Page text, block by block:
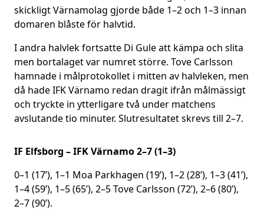
skickligt Värnamolag gjorde både 1–2 och 1–3 innan
domaren blåste för halvtid.
I andra halvlek fortsatte Di Gule att kämpa och slita
men bortalaget var numret större. Tove Carlsson
hamnade i målprotokollet i mitten av halvleken, men
då hade IFK Värnamo redan dragit ifrån målmässigt
och tryckte in ytterligare två under matchens
avslutande tio minuter. Slutresultatet skrevs till 2–7.
IF Elfsborg – IFK Värnamo 2–7 (1–3)
0–1 (17’), 1–1 Moa Parkhagen (19’), 1–2 (28’), 1–3 (41’),
1–4 (59’), 1–5 (65’), 2–5 Tove Carlsson (72’), 2–6 (80’),
2–7 (90’).